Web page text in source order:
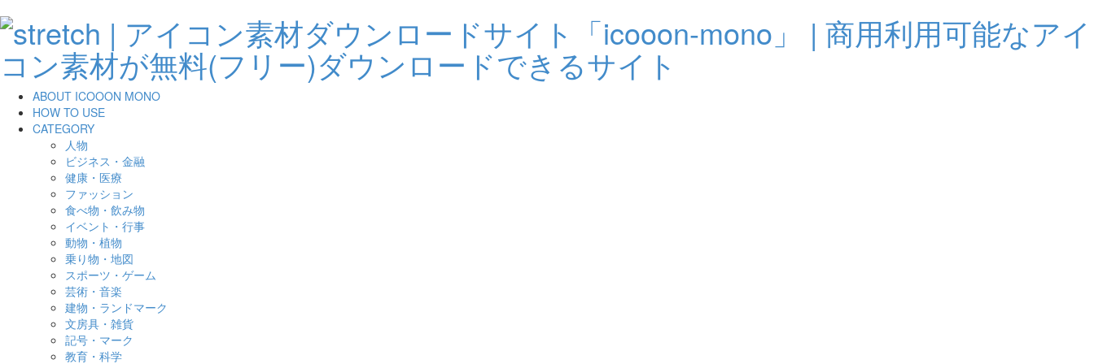
ABOUT ICOOON MONO
HOW TO USE
CATEGORY
人物
ビジネス・金融
健康・医療
ファッション
食べ物・飲み物
イベント・行事
動物・植物
乗り物・地図
スポーツ・ゲーム
芸術・音楽
建物・ランドマーク
文房具・雑貨
記号・マーク
教育・科学